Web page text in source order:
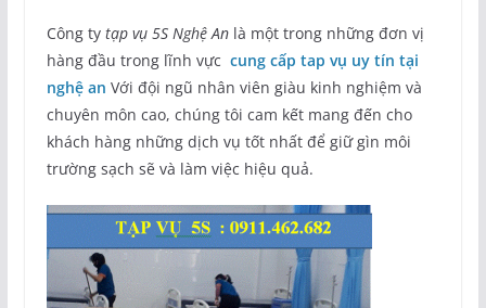
Công ty tạp vụ 5S Nghệ Anlà một trong những đơn vị
hàng đầu trong lĩnh vực cung cấp tap vụ uy tín tại
nghệ an Với đội ngũ nhân viên giàu kinh nghiệm và
chuyên môn cao, chúng tôi cam kết mang đến cho
khách hàng những dịch vụ tốt nhất để giữ gìn môi
trường sạch sẽ và làm việc hiệu quả.